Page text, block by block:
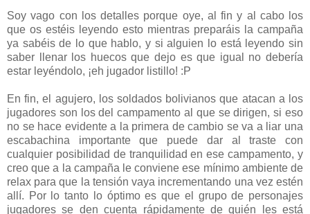
Soy vago con los detalles porque oye, al fin y al cabo los
que os estéis leyendo esto mientras preparáis la campaña
ya sabéis de lo que hablo, y si alguien lo está leyendo sin
saber llenar los huecos que dejo es que igual no debería
estar leyéndolo, ¡eh jugador listillo! :P
En fin, el agujero, los soldados bolivianos que atacan a los
jugadores son los del campamento al que se dirigen, si eso
no se hace evidente a la primera de cambio se va a liar una
escabachina importante que puede dar al traste con
cualquier posibilidad de tranquilidad en ese campamento, y
creo que a la campaña le conviene ese mínimo ambiente de
relax para que la tensión vaya incrementando una vez estén
allí. Por lo tanto lo óptimo es que el grupo de personajes
jugadores se den cuenta rápidamente de quién les está